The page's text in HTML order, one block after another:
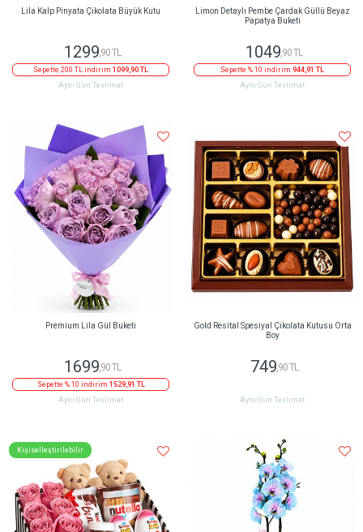
Lila Kalp Pinyata Çikolata Büyük Kutu
1299,90 TL
Sepette 200 TL indirim 1099,90 TL
Aynı Gün Teslimat
Limon Detaylı Pembe Çardak Güllü Beyaz
Papatya Buketi
1049,90 TL
Sepette % 10 indirim 944,91 TL
Aynı Gün Teslimat
Premium Lila Gül Buketi
1699,90 TL
Sepette % 10 indirim 1529,91 TL
Aynı Gün Teslimat
Gold Resital Spesiyal Çikolata Kutusu Orta
Boy
749,90 TL
Aynı Gün Teslimat
Kişiselleştirilebilir